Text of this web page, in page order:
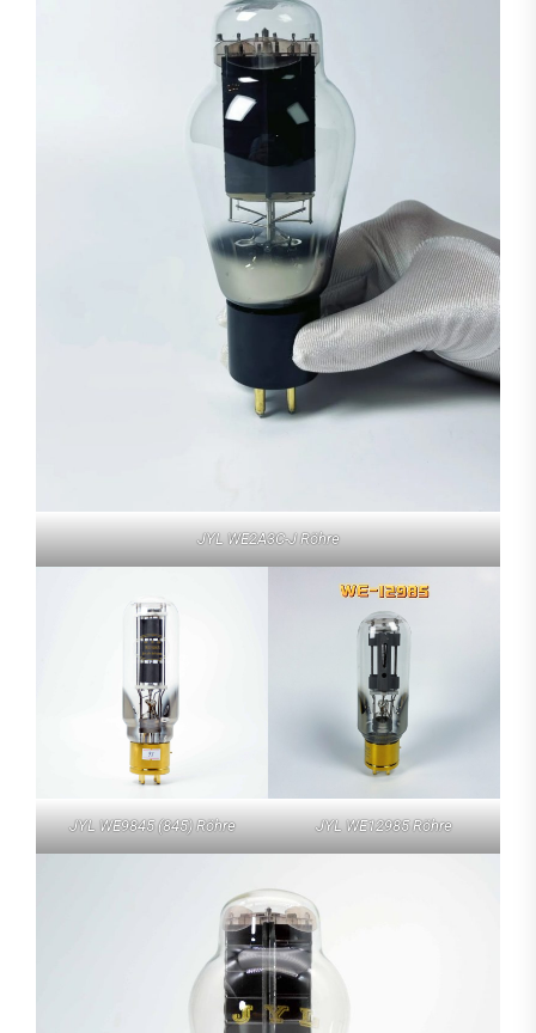
JYL WE2A3C-J Röhre
JYL WE9845 (845) Röhre JYL WE12985 Röhre